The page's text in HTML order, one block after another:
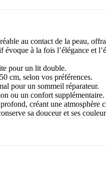
au contact de la peau,
à la fois l’élégance et
pour un lit double.
cm, selon vos préférences.
pour un sommeil réparateur.
ou un confort supplémentaire.
créant une atmosphère
sa douceur et ses